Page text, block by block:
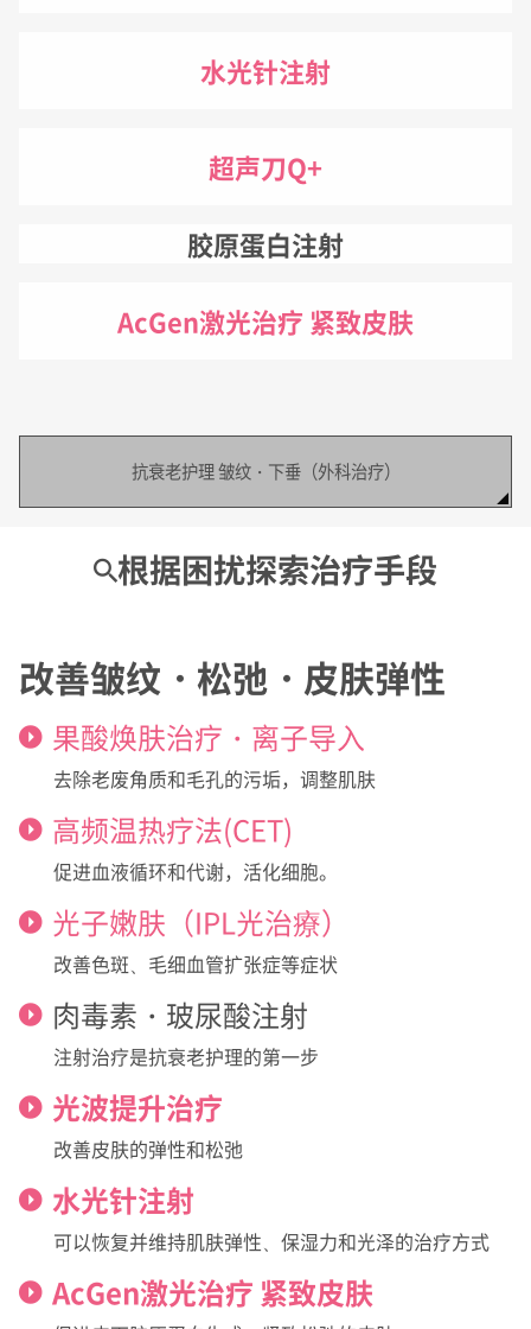
水光针注射
超声刀Q+
胶原蛋白注射
AcGen激光治疗 紧致皮肤
抗衰老护理 皱纹・下垂（外科治疗）
根据困扰探索治疗手段
改善皱纹・松弛・皮肤弹性
果酸焕肤治疗・离子导入
去除老废角质和毛孔的污垢，调整肌肤
高频温热疗法(CET)
促进血液循环和代谢，活化细胞。
光子嫩肤（IPL光治療）
改善色斑、毛细血管扩张症等症状
肉毒素・玻尿酸注射
注射治疗是抗衰老护理的第一步
光波提升治疗
改善皮肤的弹性和松弛
水光针注射
可以恢复并维持肌肤弹性、保湿力和光泽的治疗方式
AcGen激光治疗 紧致皮肤